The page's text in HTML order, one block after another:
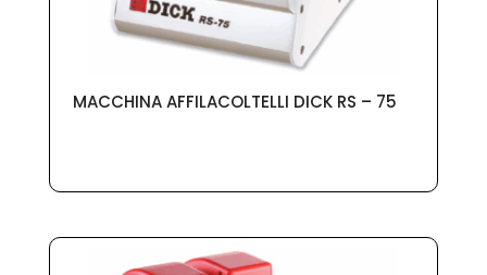
MACCHINA AFFILACOLTELLI DICK RS – 75